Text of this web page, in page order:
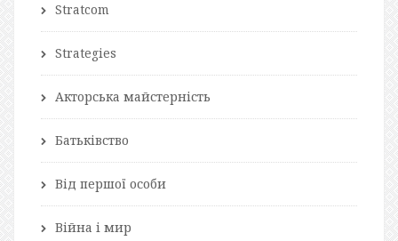
Stratcom
Strategies
Акторська майстерність
Батьківство
Від першої особи
Війна і мир